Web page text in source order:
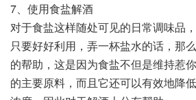
7、使用食盐解酒
对于食盐这样随处可见的日常调味品
只要好好利用，弄一杯盐水的话，那
的帮助，这是因为食盐不但是维持惹
的主要原料，而且它还可以有效地降